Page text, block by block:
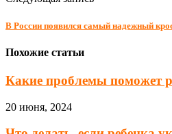
В России появился самый надежный
Похожие статьи
Какие проблемы поможет
20 июня, 2024